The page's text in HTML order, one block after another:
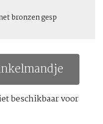
bronzen gesp
beschikbaar voor